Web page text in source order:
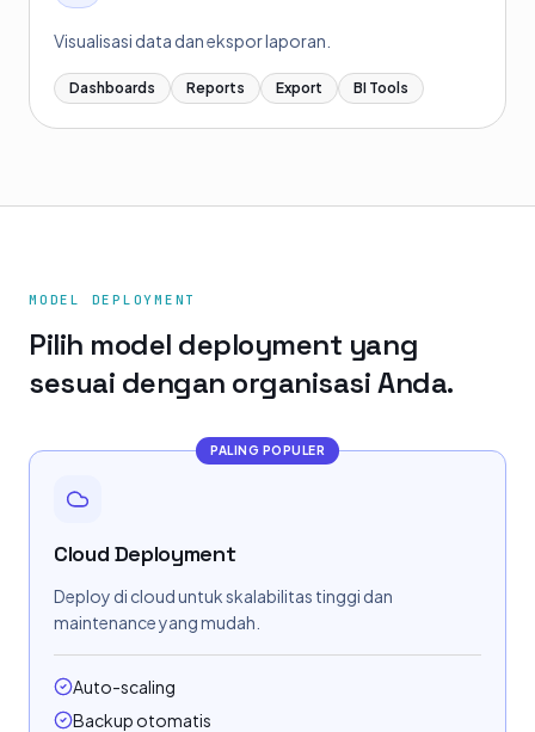
Visualisasi data dan ekspor laporan.
Dashboards Reports Export BI Tools
MODEL DEPLOYMENT
Pilih model deployment yang
sesuai dengan organisasi Anda.
PALING POPULER
Cloud Deployment
Deploy di cloud untuk skalabilitas tinggi dan
maintenance yang mudah.
Auto-scaling
Backup otomatis